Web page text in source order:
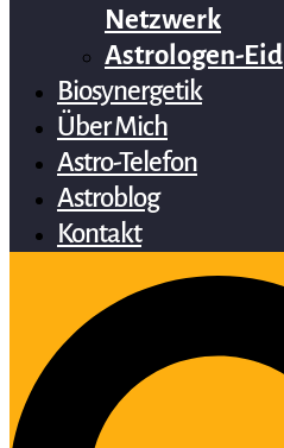
Netzwerk
Astrologen-Eid
Biosynergetik
Über Mich
Astro-Telefon
Astroblog
Kontakt